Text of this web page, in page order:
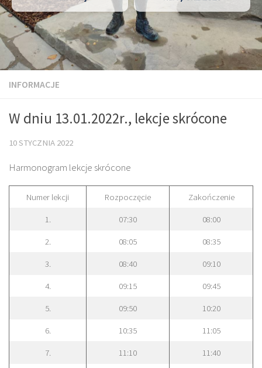
INFORMACJE
W dniu 13.01.2022r., lekcje skrócone
10 STYCZNIA 2022
Harmonogram lekcje skrócone
Numer lekcji Rozpoczęcie
Zakończenie
1.
07:30
08:00
2.
08:05
08:35
3.
08:40
09:10
4.
09:15
09:45
5.
09:50
10:20
6.
10:35
11:05
7.
11:10
11:40